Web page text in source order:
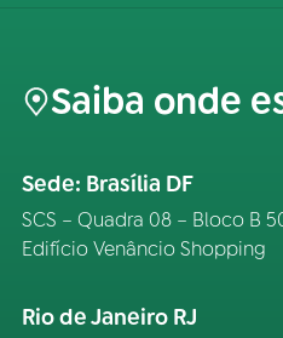
Saiba onde
Sede: Brasília DF
SCS – Quadra 08 – Bloco B
Edifício Venâncio Shopping
Rio de Janeiro RJ